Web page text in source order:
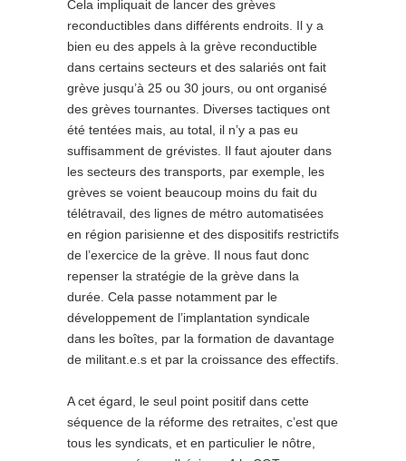
Cela impliquait de lancer des grèves
reconductibles dans différents endroits. Il y a
bien eu des appels à la grève reconductible
dans certains secteurs et des salariés ont fait
grève jusqu’à 25 ou 30 jours, ou ont organisé
des grèves tournantes. Diverses tactiques ont
été tentées mais, au total, il n’y a pas eu
suffisamment de grévistes. Il faut ajouter dans
les secteurs des transports, par exemple, les
grèves se voient beaucoup moins du fait du
télétravail, des lignes de métro automatisées
en région parisienne et des dispositifs restrictifs
de l’exercice de la grève. Il nous faut donc
repenser la stratégie de la grève dans la
durée. Cela passe notamment par le
développement de l’implantation syndicale
dans les boîtes, par la formation de davantage
de militant.e.s et par la croissance des effectifs.
A cet égard, le seul point positif dans cette
séquence de la réforme des retraites, c’est que
tous les syndicats, et en particulier le nôtre,